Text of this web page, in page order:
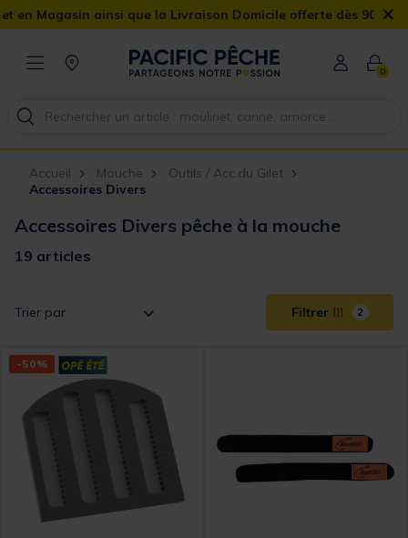
ainsi que la Livraison Domicile offerte dès 90€ ×
0
Accueil Mouche
Outils / Acc.du Gilet
Accessoires Divers
Accessoires Divers pêche à la mouche
19 articles
Trier par Filtrer 2
-50%